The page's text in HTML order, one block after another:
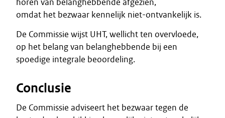
horen van belanghebbende afgezien,
omdat het bezwaar kennelijk niet-ontvankelijk is.
De Commissie wijst UHT, wellicht ten overvloede,
op het belang van belanghebbende bij een
spoedige integrale beoordeling.
Conclusie
De Commissie adviseert het bezwaar tegen de